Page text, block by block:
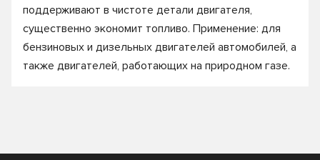
поддерживают в чистоте детали двигателя,
существенно экономит топливо. Применение: для
бензиновых и дизельных двигателей автомобилей, а
также двигателей, работающих на природном газе.